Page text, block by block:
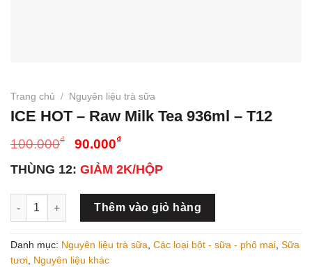
Trang chủ / Nguyên liệu trà sữa
ICE HOT – Raw Milk Tea 936ml – T12
100.000₫
Giá
gốc
là:
100.000₫.
90.000₫Giá
hiện
tại
là:
90.000₫.
THÙNG 12: GIẢM 2K/HỘP
ICE HOT - Raw Milk Tea 936ml - T12 số lượng
Thêm vào giỏ hàng
Danh mục: Nguyên liệu trà sữa Các loại bột - sữa - phô mai Sữa
tươi Nguyên liệu khác